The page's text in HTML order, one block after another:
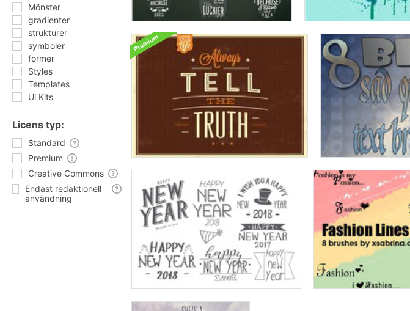
Mönster
gradienter
strukturer
symboler
former
Styles
Templates
Ui Kits
Licens typ:
Standard
Premium
Creative Commons
Endast redaktionell
användning